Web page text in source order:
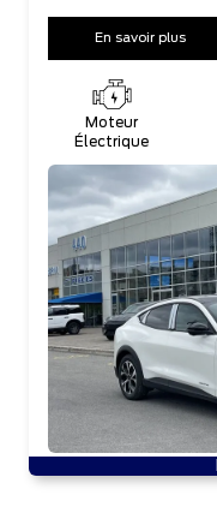
En savoir plus
Moteur
Électrique